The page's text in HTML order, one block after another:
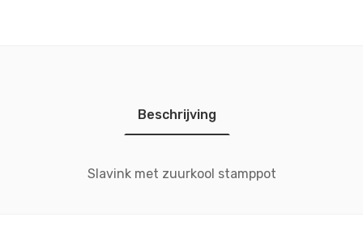
Beschrijving
Slavink met zuurkool stamppot